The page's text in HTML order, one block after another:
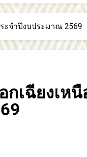
ะจำปีงบประมาณ 2569
เฉียงเหนื